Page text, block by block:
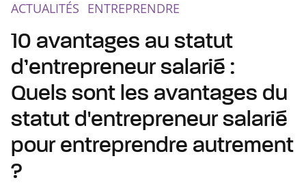
ACTUALITÉS ENTREPRENDRE
10 avantages au statut
d’entrepreneur salarié :
Quels sont les avantages du
statut d'entrepreneur salarié
pour entreprendre autrement
?